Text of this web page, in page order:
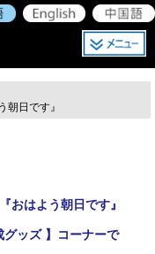
日です』
おはよう朝日です』
グッズ 】コーナーで